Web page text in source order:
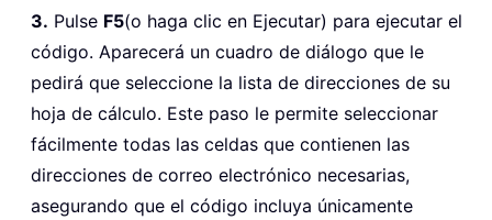
                xEmailAddr
=
Set xMItem = xOTApp.CreateItem
With xMItem
.To = xEmailAddr
.Display
3. Pulse F5(o haga clic en Ejecutar) para ejecutar el
código. Aparecerá un cuadro de diálogo que le
pedirá que seleccione la lista de direcciones de su
hoja de cálculo. Este paso le permite seleccionar
fácilmente todas las celdas que contienen las
direcciones de correo electrónico necesarias,
asegurando que el código incluya únicamente